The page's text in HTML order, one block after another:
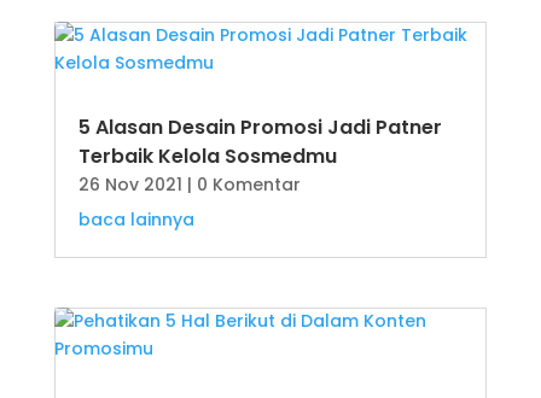
5 Alasan Desain Promosi Jadi Patner
Terbaik Kelola Sosmedmu
26 Nov 2021 | 0 Komentar
baca lainnya